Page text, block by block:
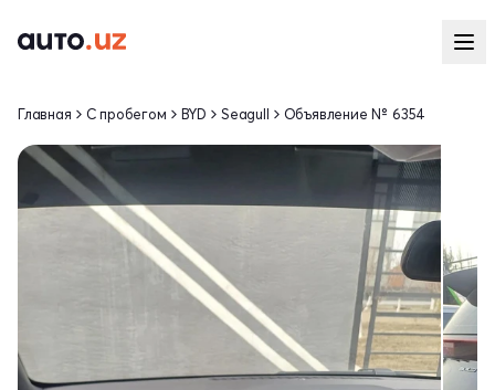
Главная С пробегом BYD Seagull Объявление № 6354